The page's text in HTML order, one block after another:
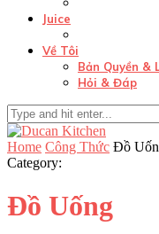
Juice
Về Tôi
Bản Quyền &
Hỏi & Đáp
Home Công Thức Đồ
Category:
Đồ Uống